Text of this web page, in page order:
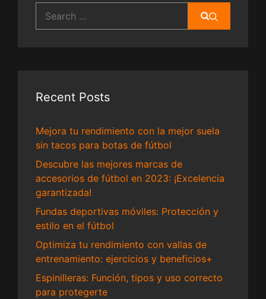
for:
Recent Posts
Mejora tu rendimiento con la mejor suela
sin tacos para botas de fútbol
Descubre las mejores marcas de
accesorios de fútbol en 2023: ¡Excelencia
garantizada!
Fundas deportivas móviles: Protección y
estilo en el fútbol
Optimiza tu rendimiento con vallas de
entrenamiento: ejercicios y beneficios+
Espinilleras: Función, tipos y uso correcto
para protegerte